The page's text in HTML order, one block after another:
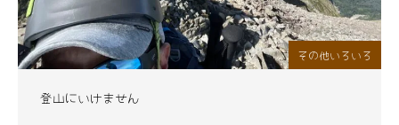
その他いろいろ
登山にいけません